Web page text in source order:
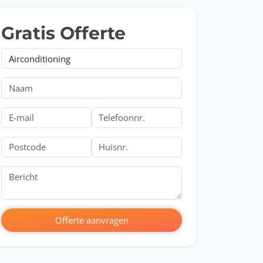
Gratis Offerte
Offerte aanvragen